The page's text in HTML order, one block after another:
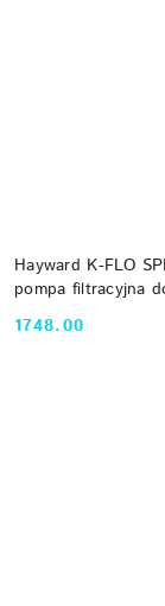
Hayward K-FLO
pompa filtracyjna
Cena:
1748.00